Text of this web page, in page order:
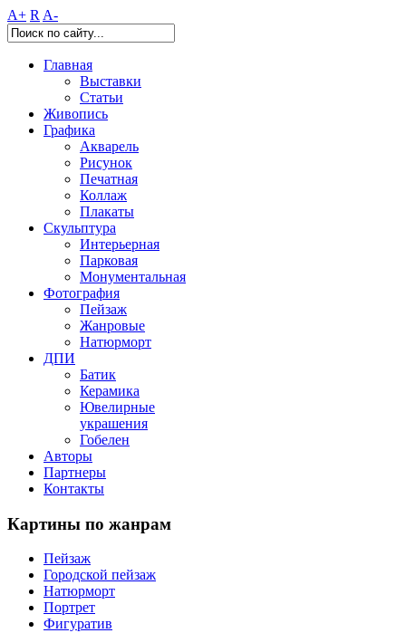
A+ R A-
Главная
Выставки
Статьи
Живопись
Графика
Акварель
Рисунок
Печатная
Коллаж
Плакаты
Скульптура
Интерьерная
Парковая
Монументальная
Фотография
Пейзаж
Жанровые
Натюрморт
ДПИ
Батик
Керамика
Ювелирные
украшения
Гобелен
Авторы
Партнеры
Контакты
Картины по жанрам
Пейзаж
Городской пейзаж
Натюрморт
Портрет
Фигуратив